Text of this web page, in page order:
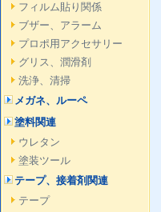
フィルム貼り関係
ブザー、アラーム
プロポ用アクセサリー
グリス、潤滑剤
洗浄、清掃
メガネ、ルーペ
塗料関連
ウレタン
塗装ツール
テープ、接着剤関連
テープ